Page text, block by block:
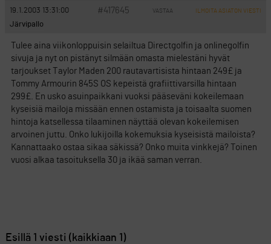
19.1.2003 13:31:00 #417645 VASTAA ILMOITA ASIATON VIESTI
Järvipallo
Tulee aina viikonloppuisin selailtua Directgolfin ja onlinegolfin
sivuja ja nyt on pistänyt silmään omasta mielestäni hyvät
tarjoukset Taylor Maden 200 rautavartisista hintaan 249£ ja
Tommy Armourin 845S OS kepeistä grafiittivarsilla hintaan
299£. En usko asuinpaikkani vuoksi pääseväni kokeilemaan
kyseisiä mailoja missään ennen ostamista ja toisaalta suomen
hintoja katsellessa tilaaminen näyttää olevan kokeilemisen
arvoinen juttu. Onko lukijoilla kokemuksia kyseisistä mailoista?
Kannattaako ostaa sikaa säkissä? Onko muita vinkkejä? Toinen
vuosi alkaa tasoituksella 30 ja ikää saman verran.
Esillä 1 viesti (kaikkiaan 1)